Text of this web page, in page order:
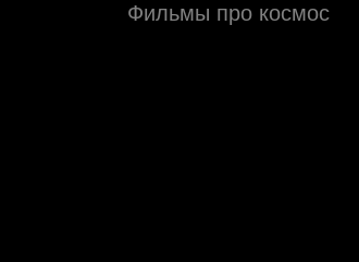
Фильмы про космос